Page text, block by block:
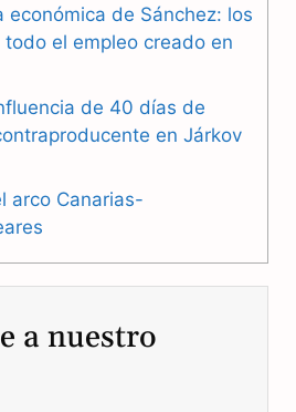
p
económica de Sánchez: los
el empleo creado en
de 40 días de
en Járkov
arco Canarias-
a nuestro